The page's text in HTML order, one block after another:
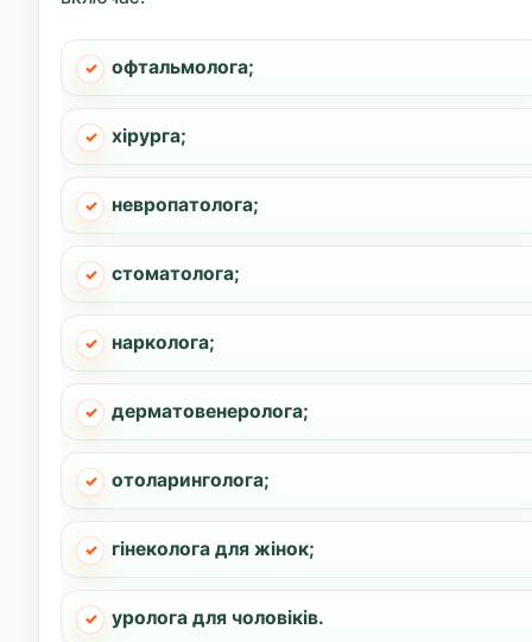
офтальмолога;
хірурга;
невропатолога;
стоматолога;
нарколога;
дерматовенеролога;
отоларинголога;
гінеколога для жінок;
уролога для чоловіків.